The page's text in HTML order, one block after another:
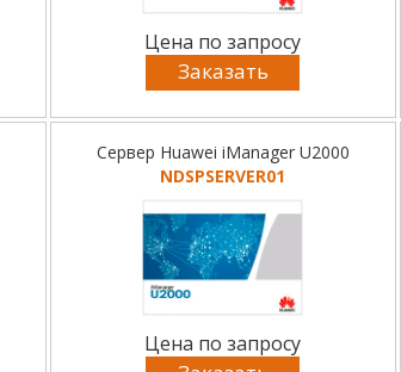
Цена по запросу
Заказать
Сервер Huawei iManager U2000
NDSPSERVER01
Цена по запросу